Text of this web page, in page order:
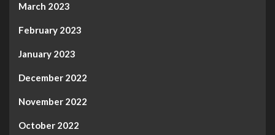
March 2023
February 2023
January 2023
December 2022
November 2022
October 2022